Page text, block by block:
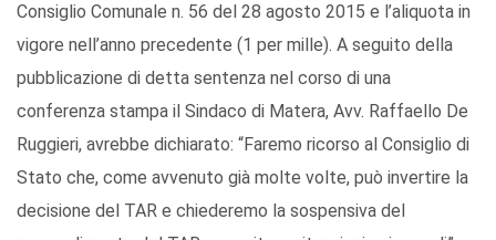
Consiglio Comunale n. 56 del 28 agosto 2015 e l’aliquota in
vigore nell’anno precedente (1 per mille). A seguito della
pubblicazione di detta sentenza nel corso di una
conferenza stampa il Sindaco di Matera, Avv. Raffaello De
Ruggieri, avrebbe dichiarato: “Faremo ricorso al Consiglio di
Stato che, come avvenuto già molte volte, può invertire la
decisione del TAR e chiederemo la sospensiva del